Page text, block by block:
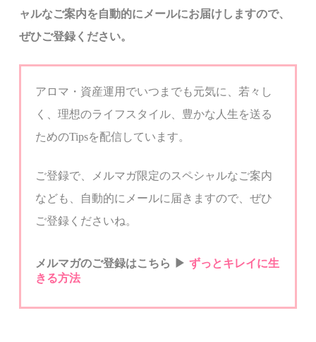
ャルなご案内を自動的にメールにお届けしますので、
ぜひご登録ください。
アロマ・資産運用でいつまでも元気に、若々し
く、理想のライフスタイル、豊かな人生を送る
ためのTipsを配信しています。
ご登録で、メルマガ限定のスペシャルなご案内
なども、自動的にメールに届きますので、ぜひ
ご登録くださいね。
メルマガのご登録はこちら ▶︎ ずっとキレイに生
きる方法